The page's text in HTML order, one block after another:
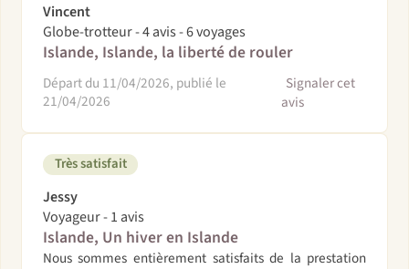
Vincent
Globe-trotteur - 4 avis - 6 voyages
Islande, Islande, la liberté de rouler
Départ du 11/04/2026, publié le
21/04/2026
Signaler cet
avis
Très satisfait
Jessy
Voyageur - 1 avis
Islande, Un hiver en Islande
Nous sommes entièrement satisfaits de la prestation